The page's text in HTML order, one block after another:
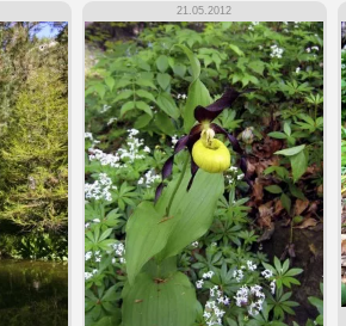
21.05.2012